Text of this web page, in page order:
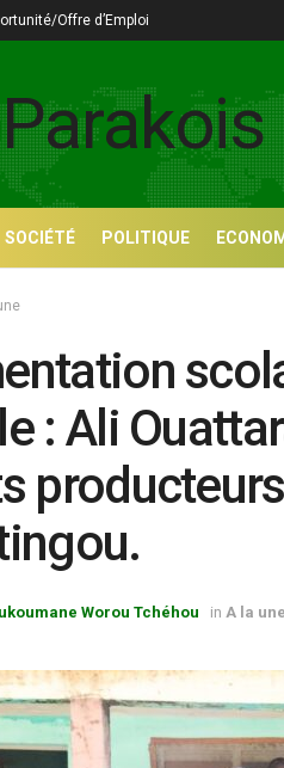
Offre d’Emploi
SOCIÉTÉ POLITIQUE
: Ali
Worou Tchéhou in A la une